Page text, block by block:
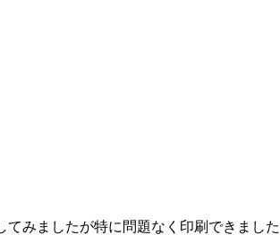
てみましたが特に問題なく印刷できました